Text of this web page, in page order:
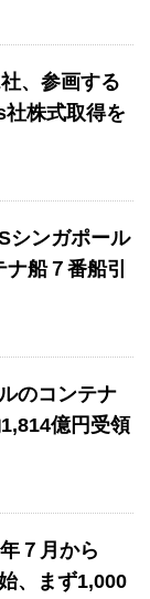
、参画する
株式取得を
シンガポール
船７番船引
のコンテナ
億円受領
７月から
、まず1,000